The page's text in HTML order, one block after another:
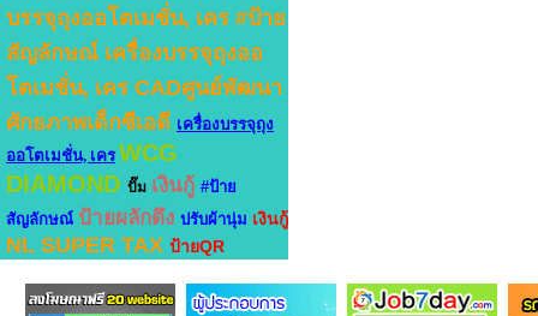
บรรจุถุงออโตเมชั่น, เคร #ป้าย
สัญลักษณ์ เครื่องบรรจุถุงออ
โตเมชั่น, เคร CADศูนย์พัฒนา
ศักยภาพเด็กซีเอดี เครื่องบรรจุถุง
ออโตเมชั่น, เคร WCG
DIAMOND ปั๊ม เงินกู้ #ป้าย
สัญลักษณ์ ป้ายผลักดึง ปรับผ้านุ่ม เงินกู้
NL SUPER TAX ป้ายQR